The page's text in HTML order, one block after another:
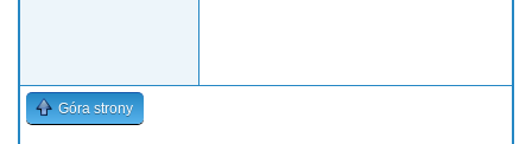
Góra strony